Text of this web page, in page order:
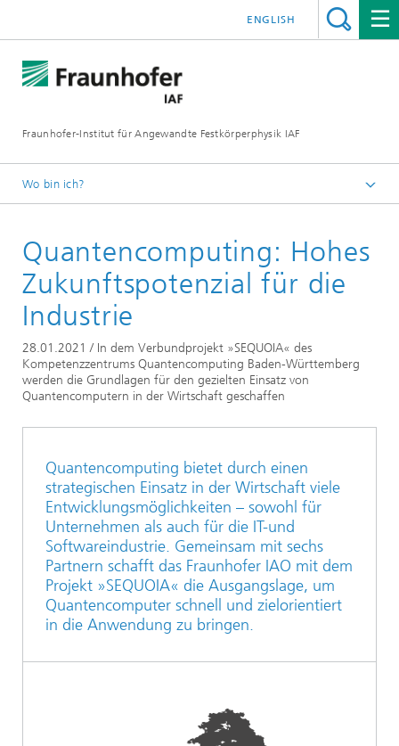
Fraunhofer-Institut für Angewandte Festkörperphysik IAF
ENGLISH
Wo bin ich?
Mediathek
Newsarchiv
Quantencomputing: Hohes
Zukunftspotenzial für die
Industrie
28.01.2021 / In dem Verbundprojekt »SEQUOIA« des
Kompetenzzentrums Quantencomputing Baden-Württemberg
werden die Grundlagen für den gezielten Einsatz von
Quantencomputern in der Wirtschaft geschaffen
Quantencomputing bietet durch einen
strategischen Einsatz in der Wirtschaft viele
Entwicklungsmöglichkeiten – sowohl für
Unternehmen als auch für die IT-und
Softwareindustrie. Gemeinsam mit sechs
Partnern schafft das Fraunhofer IAO mit dem
Projekt »SEQUOIA« die Ausgangslage, um
Quantencomputer schnell und zielorientiert
in die Anwendung zu bringen.